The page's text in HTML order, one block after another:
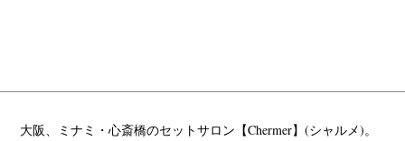
大阪、ミナミ・心斎橋のセットサロン【Chermer】(シャルメ)。